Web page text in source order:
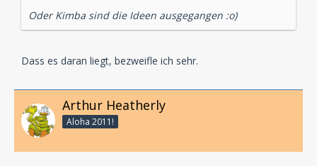
Oder Kimba sind die Ideen ausgegangen :o)
Dass es daran liegt, bezweifle ich sehr.
Arthur Heatherly
Aloha 2011!